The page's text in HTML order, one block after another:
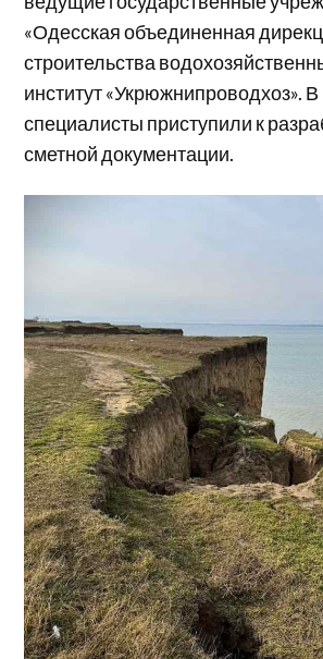
«Одесская объединенная
строительства
институт «Укрюжнипроводхоз». В
специалисты приступили к
сметной документации.